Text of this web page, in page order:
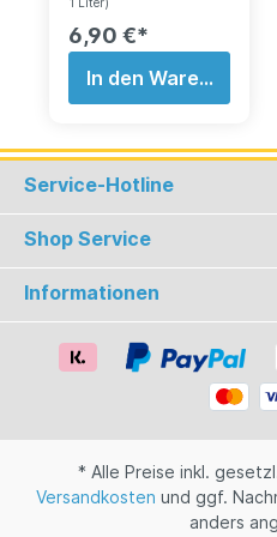
herkömlichen Sinne.
Puschkin bleibt sich
seinem Ursprung
treu und hat mit
dem Puschkin Nuts
herausragende
Geschmacksexplosi
on kreiert. Ideal als
Dessert oder im
Cocktail.
17,5% vol.
6,90 €*
In den Warenkorb
Service-Hotline
Shop Service
Informationen
* Alle Preise inkl.
Versandkosten und ggf.
anders